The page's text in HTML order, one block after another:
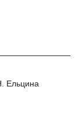
Ельцина